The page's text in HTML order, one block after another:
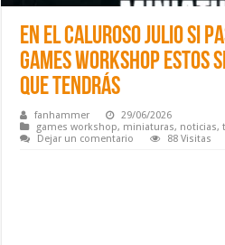
En el caluroso julio si
Games Workshop
que tendrás
fanhammer
29/06/2026
games workshop, miniaturas, noticias,
Dejar un comentario
88 Visitas